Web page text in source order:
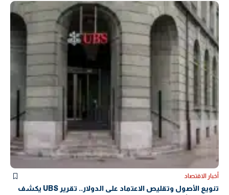
أخبار الاقتصاد
تنويع الأصول وتقليص الاعتماد على الدولار.. تقرير UBS يكشف